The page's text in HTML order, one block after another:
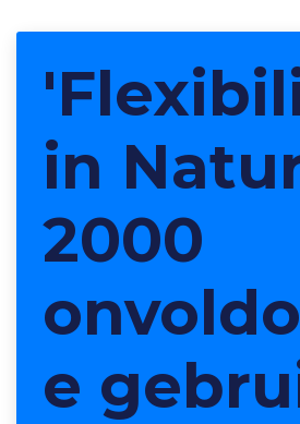
in
2000
e